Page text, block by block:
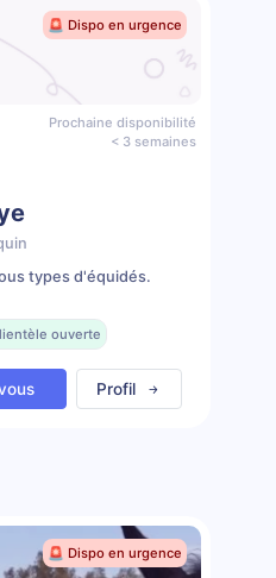
🚨 Dispo en urgence
Prochaine disponibilité
< 3 semaines
types d'équidés.
ouverte
Profil
🚨 Dispo en urgence